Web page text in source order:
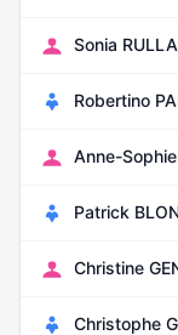
Sonia
Robertino
Anne-Sophie
Patrick
Christine
Christophe